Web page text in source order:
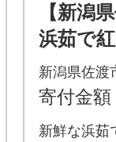
【新潟
浜茹で
むき身
(合計
新潟県佐渡
寄付金額
新鮮な浜茹